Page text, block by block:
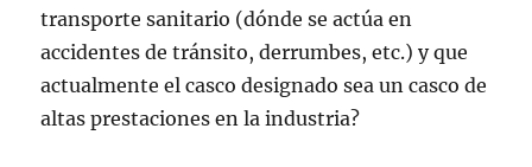
transporte sanitario (dónde se actúa en
accidentes de tránsito, derrumbes, etc.) y que
actualmente el casco designado sea un casco de
altas prestaciones en la industria?